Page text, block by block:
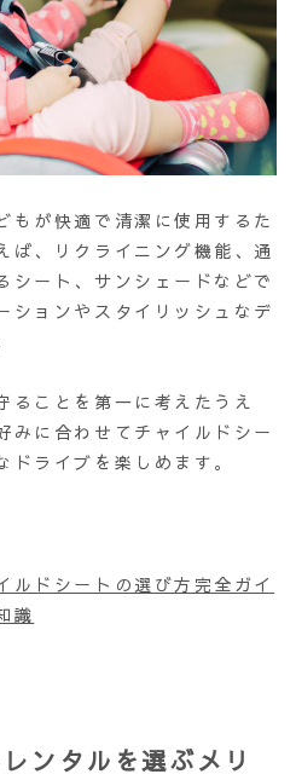
もが快適で清潔に使用するた
ば、リクライニング機能、通
シート、サンシェードなどで
ションやスタイリッシュなデ
ることを第一に考えたうえ
みに合わせてチャイルドシー
ドライブを楽しめます。
ルドシートの選び方完全ガイ
識
ンタルを選ぶメリ